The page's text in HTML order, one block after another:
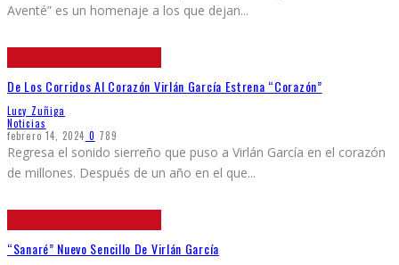
Aventé” es un homenaje a los que dejan...
De Los Corridos Al Corazón Virlán García Estrena “Corazón”
Lucy Zuñiga
Noticias
febrero 14, 2024 0 789
Regresa el sonido sierreño que puso a Virlán García en el corazón
de millones. Después de un año en el que...
“Sanaré” Nuevo Sencillo De Virlán García